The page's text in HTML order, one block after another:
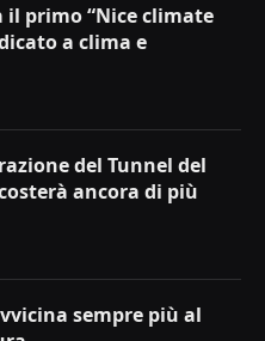
il primo “Nice climate
a clima e
del Tunnel del
ancora di più
sempre più al